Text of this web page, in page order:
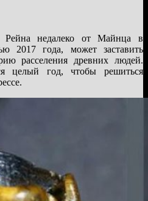
недалеко от Майнца в
2017 года, может заставить
расселения древних людей.
целый год, чтобы решиться